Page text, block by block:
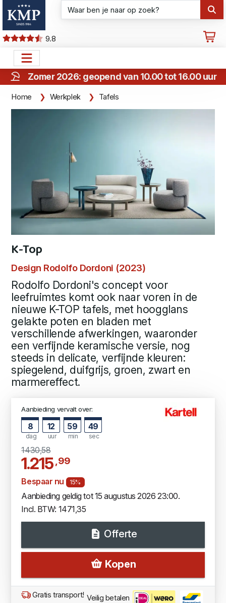
9.8
Zomer 2026: geopend van 10.00 tot 16.00 uur
Home Werkplek Tafels
K-Top
Design Rodolfo Dordoni (2023)
Rodolfo Dordoni's concept voor
leefruimtes komt ook naar voren in de
nieuwe K-TOP tafels, met hoogglans
gelakte poten en bladen met
verschillende afwerkingen, waaronder
een verfijnde keramische versie, nog
steeds in delicate, verfijnde kleuren:
spiegelend, duifgrijs, groen, zwart en
marmereffect.
Aanbieding vervalt over:
8
dag
12
uur
59
min
48
sec
1430,58
1.215,99
Bespaar nu 15%
Aanbieding geldig tot 15 augustus 2026 23:00.
Incl. BTW: 1471,35
Offerte
Kopen
Gratis transport! Veilig betalen